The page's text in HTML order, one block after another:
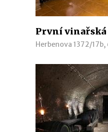
První vinařská
Herbenova 1372/